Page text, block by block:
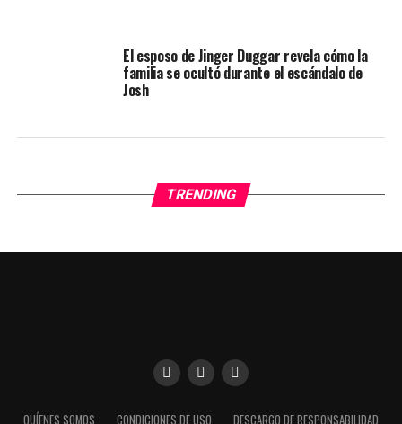
El esposo de Jinger Duggar revela cómo la
familia se ocultó durante el escándalo de
Josh
TRENDING
QUÍENES SOMOS CONDICIONES DE USO DESCARGO DE RESPONSABILIDAD
Utilizamos cookies para darte una mejor experiencia en